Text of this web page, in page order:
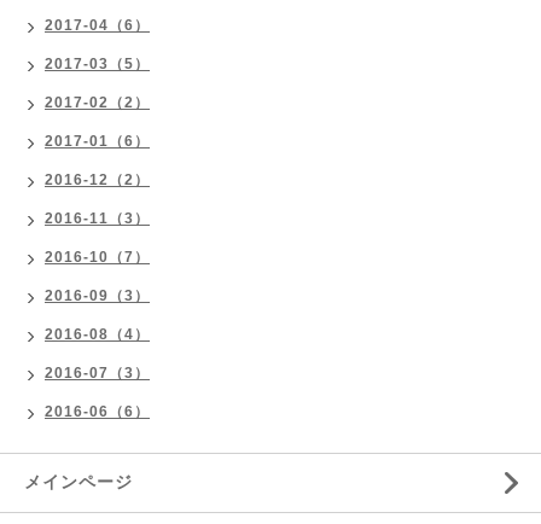
2017-04（6）
2017-03（5）
2017-02（2）
2017-01（6）
2016-12（2）
2016-11（3）
2016-10（7）
2016-09（3）
2016-08（4）
2016-07（3）
2016-06（6）
メインページ